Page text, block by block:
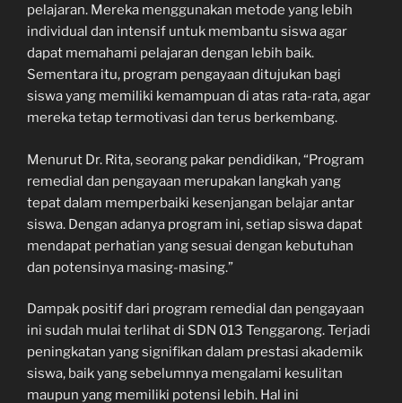
pelajaran. Mereka menggunakan metode yang lebih
individual dan intensif untuk membantu siswa agar
dapat memahami pelajaran dengan lebih baik.
Sementara itu, program pengayaan ditujukan bagi
siswa yang memiliki kemampuan di atas rata-rata, agar
mereka tetap termotivasi dan terus berkembang.
Menurut Dr. Rita, seorang pakar pendidikan, “Program
remedial dan pengayaan merupakan langkah yang
tepat dalam memperbaiki kesenjangan belajar antar
siswa. Dengan adanya program ini, setiap siswa dapat
mendapat perhatian yang sesuai dengan kebutuhan
dan potensinya masing-masing.”
Dampak positif dari program remedial dan pengayaan
ini sudah mulai terlihat di SDN 013 Tenggarong. Terjadi
peningkatan yang signifikan dalam prestasi akademik
siswa, baik yang sebelumnya mengalami kesulitan
maupun yang memiliki potensi lebih. Hal ini